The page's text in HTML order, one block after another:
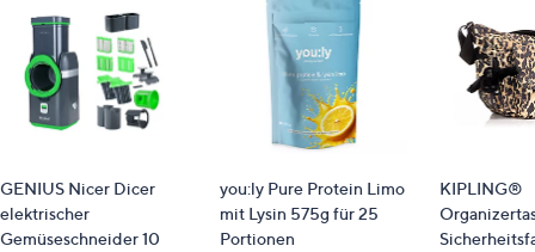
GENIUS Nicer Dicer
elektrischer
Gemüseschneider 10
you:ly Pure Protein Limo
mit Lysin 575g für 25
Portionen
KIPLING®